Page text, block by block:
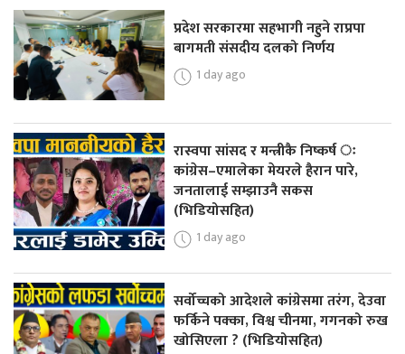
प्रदेश सरकारमा सहभागी नहुने राप्रपा
बागमती संसदीय दलको निर्णय
1 day ago
रास्वपा सांसद र मन्त्रीकै निष्कर्ष ः
कांग्रेस–एमालेका मेयरले हैरान पारे,
जनतालाई सम्झाउनै सकस
(भिडियोसहित)
1 day ago
सर्वोच्चको आदेशले कांग्रेसमा तरंग, देउवा
फर्किने पक्का, विश्व चीनमा, गगनको रुख
खोसिएला ? (भिडियोसहित)